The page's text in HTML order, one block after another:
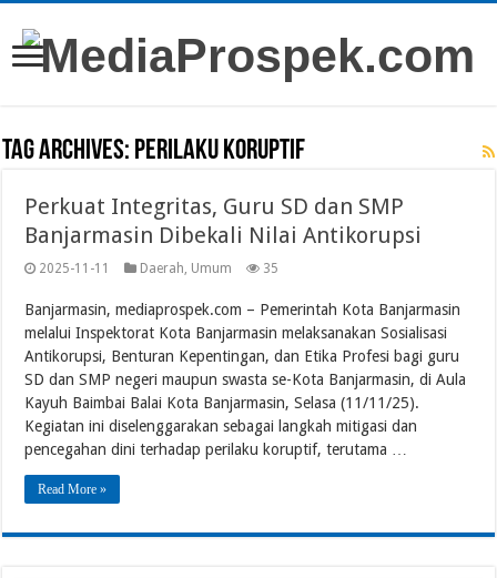
Tag Archives: PERILAKU KORUPTIF
Perkuat Integritas, Guru SD dan SMP
Banjarmasin Dibekali Nilai Antikorupsi
2025-11-11 Daerah, Umum 35
Banjarmasin, mediaprospek.com – Pemerintah Kota Banjarmasin
melalui Inspektorat Kota Banjarmasin melaksanakan Sosialisasi
Antikorupsi, Benturan Kepentingan, dan Etika Profesi bagi guru
SD dan SMP negeri maupun swasta se-Kota Banjarmasin, di Aula
Kayuh Baimbai Balai Kota Banjarmasin, Selasa (11/11/25).
Kegiatan ini diselenggarakan sebagai langkah mitigasi dan
pencegahan dini terhadap perilaku koruptif, terutama …
Read More »